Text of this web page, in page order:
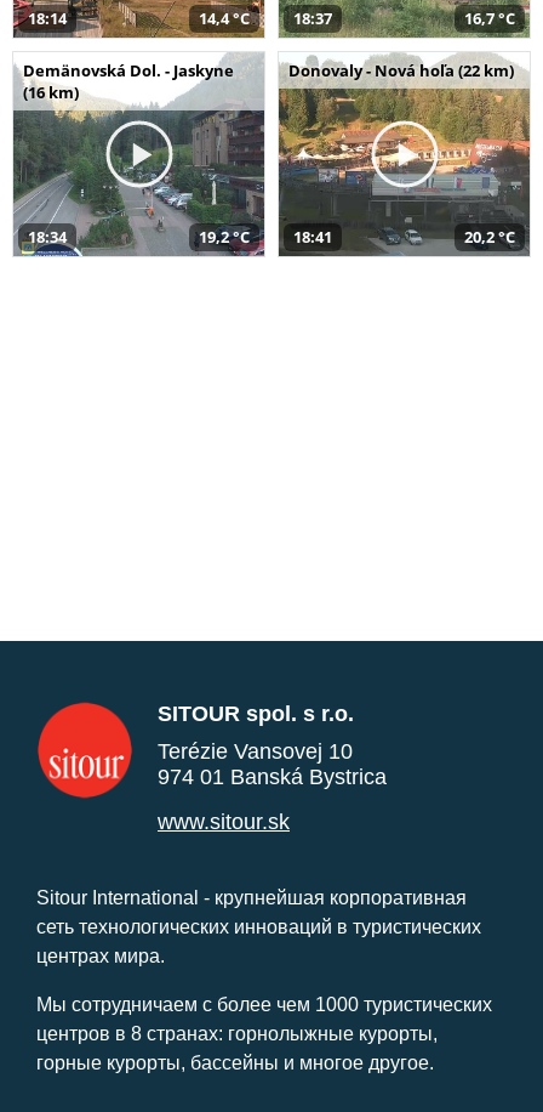
18:14 14,4 °C 18:37 16,7 °C
Demänovská Dol. - Jaskyne
(16 km)
18:34 19,2 °C
Donovaly - Nová hoľa (22 km)
18:41 20,2 °C
SITOUR spol. s r.o.
Terézie Vansovej 10
974 01 Banská Bystrica
www.sitour.sk
Sitour International - крупнейшая корпоративная
сеть технологических инноваций в туристических
центрах мира.
Мы сотрудничаем с более чем 1000 туристических
центров в 8 странах: горнолыжные курорты,
горные курорты, бассейны и многое другое.